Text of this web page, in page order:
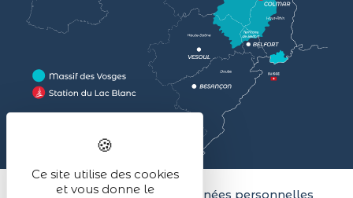
Mentions légales Données personnelles
Ce site utilise des cookies
et vous donne le